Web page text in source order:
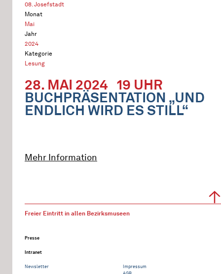
08. Josefstadt
Monat
Mai
Jahr
2024
Kategorie
Lesung
28. MAI 2024 19 UHR
BUCHPRÄSENTATION „UND
ENDLICH WIRD ES STILL“
Mehr Information
Freier Eintritt in allen Bezirksmuseen
Presse
Intranet
Newsletter
Impressum